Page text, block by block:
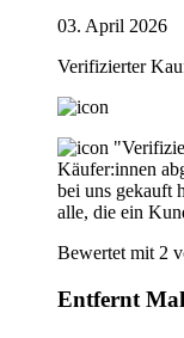
03. April 2026
Verifizierter
Käufer:innen
bei uns gekauft
alle, die ein
Bewertet mit 2
Entfernt